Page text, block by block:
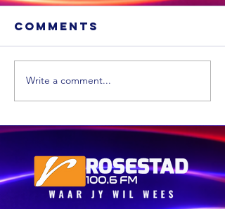
Xhariep kry
eers in 2031 'n
nuwe
munisipaliteit
Comments
Write a comment...